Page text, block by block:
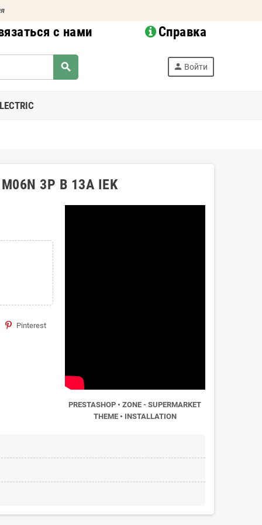
с нами Справка
search person Войти
3P B 13А IEK
Pinterest
PRESTASHOP • ZONE - SUPERMARKET
THEME • INSTALLATION